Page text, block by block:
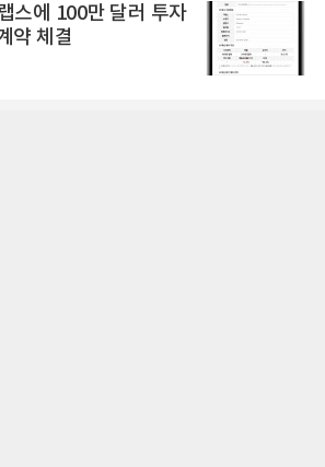
스에 100만 달러 투자
약 체결